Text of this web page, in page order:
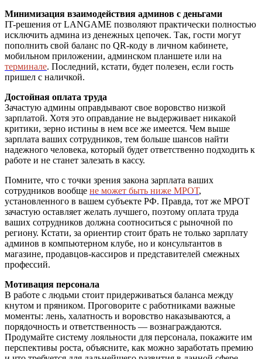
Минимизация взаимодействия админов с деньгами
IT-решения от LANGAME позволяют практически полностью
исключить админа из денежных цепочек. Так, гости могут
пополнить свой баланс по QR-коду в личном кабинете,
мобильном приложении, админском планшете или на
терминале. Последний, кстати, будет полезен, если гость
пришел с наличкой.
Достойная оплата труда
Зачастую админы оправдывают свое воровство низкой
зарплатой. Хотя это оправдание не выдерживает никакой
критики, зерно истины в нем все же имеется. Чем выше
зарплата ваших сотрудников, тем больше шансов найти
надежного человека, который будет ответственно подходить к
работе и не станет залезать в кассу.
Помните, что с точки зрения закона зарплата ваших
сотрудников вообще не может быть ниже МРОТ,
установленного в вашем субъекте РФ. Правда, тот же МРОТ
зачастую оставляет желать лучшего, поэтому оплата труда
ваших сотрудников должна соотноситься с рыночной по
региону. Кстати, за ориентир стоит брать не только зарплату
админов в компьютерном клубе, но и консультантов в
магазине, продавцов-кассиров и представителей смежных
профессий.
Мотивация персонала
В работе с людьми стоит придерживаться баланса между
кнутом и пряником. Проговорите с работниками важные
моменты: лень, халатность и воровство наказываются, а
порядочность и ответственность — вознаграждаются.
Продумайте систему лояльности для персонала, покажите им
перспективы роста, объясните, как можно заработать премию